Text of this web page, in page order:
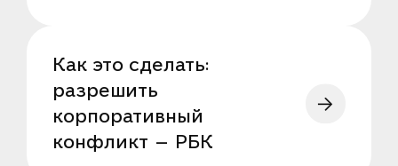
Как это сделать:
разрешить
корпоративный
конфликт — РБК